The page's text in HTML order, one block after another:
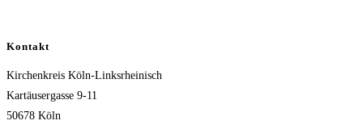
Kontakt
Kirchenkreis Köln-Linksrheinisch
Kartäusergasse 9-11
50678 Köln